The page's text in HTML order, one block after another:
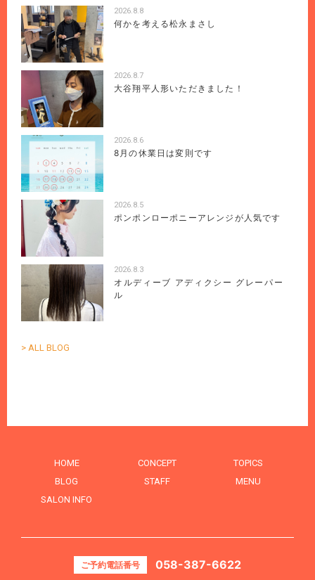
ご予約電話番号 058-387-6622
2026.8.8
何かを考える松永まさし
2026.8.7
大谷翔平人形いただきました！
2026.8.6
8月の休業日は変則です
2026.8.5
ポンポンローポニーアレンジが人気です
2026.8.3
オルディーブ アディクシー グレーパー
ル
> ALL BLOG
HOME CONCEPT
TOPICS
BLOG
STAFF
MENU
SALON INFO